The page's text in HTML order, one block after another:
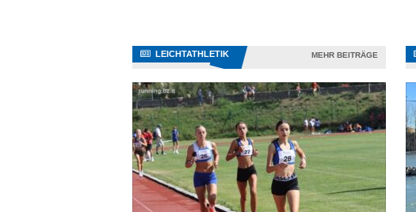
LEICHTATHLETIK MEHR BEITRÄGE